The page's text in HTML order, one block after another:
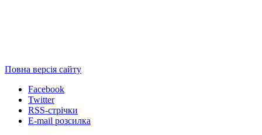
Повна версія сайту
Facebook
Twitter
RSS-стрічки
E-mail розсилка